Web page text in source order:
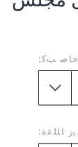
ﺐﻛ:
ﺎﻠﻠﻏﺓ: